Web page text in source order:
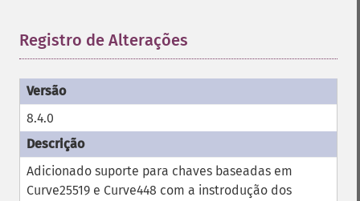
Registro de Alterações
8.4.0
Adicionado suporte para chaves baseadas em
Curve25519 e Curve448 com a instrodução dos